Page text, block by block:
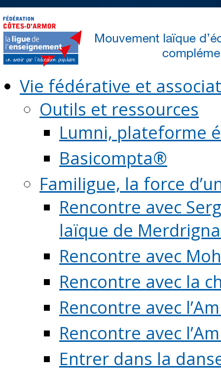
Vie fédérative et
Outils et ressources
Lumni, plateforme
Basicompta®
Familigue, la force
Rencontre avec
laïque de
Rencontre avec
Rencontre avec la
Rencontre avec
Rencontre avec
Entrer dans la